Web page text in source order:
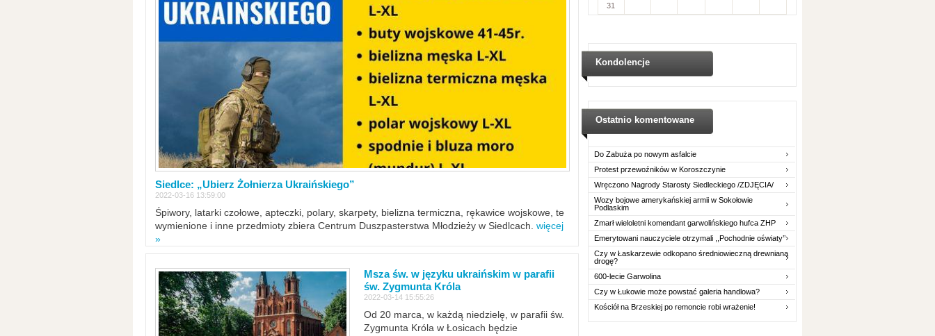
Siedlce: „Ubierz Żołnierza Ukraińskiego”
2022-03-16 13:59:00
Śpiwory, latarki czołowe, apteczki, polary, skarpety, bielizna termiczna, rękawice wojskowe, te
wymienione i inne przedmioty zbiera Centrum Duszpasterstwa Młodzieży w Siedlcach. więcej
»
Msza św. w języku ukraińskim w parafii
św. Zygmunta Króla
2022-03-14 15:55:26
Od 20 marca, w każdą niedzielę, w parafii św.
Zygmunta Króla w Łosicach będzie
31
Kondolencje
Ostatnio komentowane
Do Zabuża po nowym asfalcie
Protest przewoźników w Koroszczynie
Wręczono Nagrody Starosty Siedleckiego /ZDJĘCIA/
Wozy bojowe amerykańskiej armii w Sokołowie
Podlaskim
Zmarł wieloletni komendant garwolińskiego hufca ZHP
Emerytowani nauczyciele otrzymali ,,Pochodnie oświaty’’
Czy w Łaskarzewie odkopano średniowieczną drewnianą
drogę?
600-lecie Garwolina
Czy w Łukowie może powstać galeria handlowa?
Kościół na Brzeskiej po remoncie robi wrażenie!